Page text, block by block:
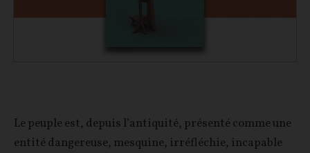
Le peuple est, depuis l’antiquité, présenté comme une
entité dangereuse, mesquine, irréfléchie, incapable